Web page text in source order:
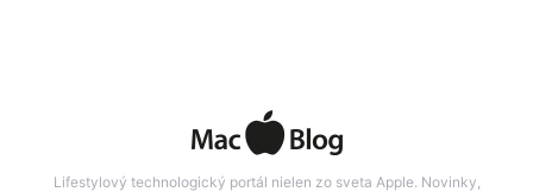
Lifestylový technologický portál nielen zo sveta Apple. Novinky,